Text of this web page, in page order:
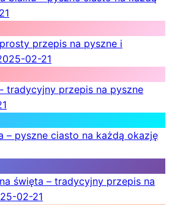
przepis na pyszne i
02-21
tradycyjny przepis na pyszne
– pyszne ciasto na każdą okazję
święta – tradycyjny przepis na
02-21